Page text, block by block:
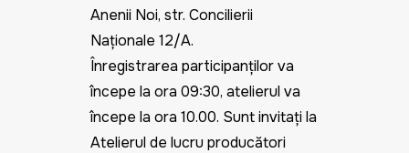
Anenii Noi, str. Concilierii
Naționale 12/A.
Înregistrarea participanților va
începe la ora 09:30, atelierul va
începe la ora 10.00. Sunt invitați la
Atelierul de lucru producători